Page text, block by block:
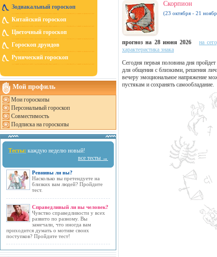
Зодиакальный гороскоп
Китайский гороскоп
Цветочный гороскоп
Гороскоп друидов
Рунический гороскоп
Мой профиль
Мои гороскопы
Персональный гороскоп
Совместимость
Подписка на гороскопы
Тесты: каждую неделю новый!
все тесты →
Ревнивы ли вы?
Насколько вы претендуете на
близких вам людей? Пройдите
тест.
Справедливый ли вы человек?
Чувство справедливости у всех
развито по разному. Вы
замечали, что иногда вам
приходится думать о мотиве своих
поступков? Пройдите тест!
Скорпион
(23 октября - 21
прогноз на 28 июня 2026
на
характеристика знака
Сегодня первая половина дня
для общения с близкими, решения
вечеру эмоциональное напряжение
пустякам и сохранять самообладание.